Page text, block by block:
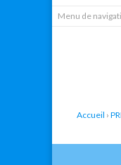
Accueil ›